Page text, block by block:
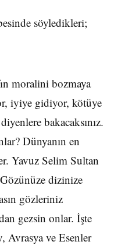
söyledikleri;
moralini bozmaya
iyiye gidiyor, kötüye
bakacaksınız.
Dünyanın en
Yavuz Selim Sultan
dizinize
gözleriniz
gezsin onlar. İşte
Avrasya ve Esenler